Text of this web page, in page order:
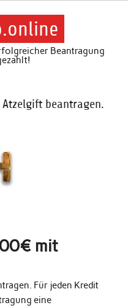
Beantragung
Atzelgift beantragen.
mit
Für jeden Kredit
eine